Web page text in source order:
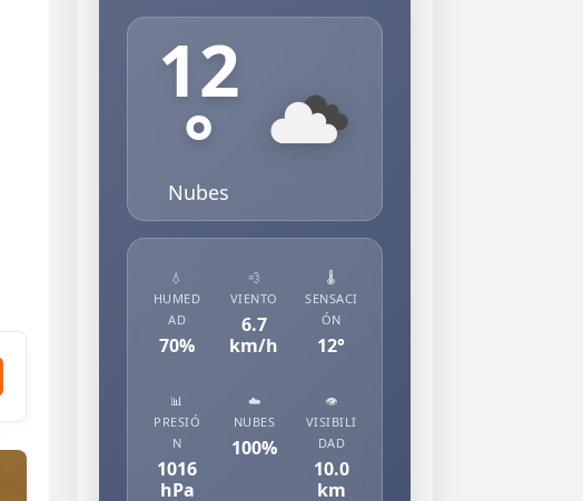
12
°
Nubes
💧
HUMED
AD
70%
💨
VIENTO
6.7
km/h
🌡️
SENSACI
ÓN
12°
📊
PRESIÓ
N
1016
hPa
☁️
NUBES
100%
👁️
VISIBILI
DAD
10.0
km